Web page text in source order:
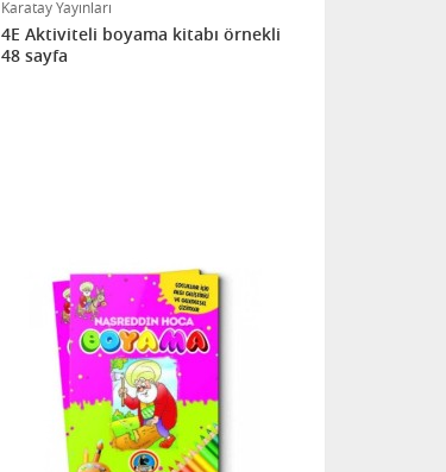
Karatay Yayınları
4E Aktiviteli boyama kitabı örnekli
48 sayfa